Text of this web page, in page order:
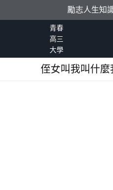
勵志人生知
青春
高三
大學
侄女叫我叫什麼